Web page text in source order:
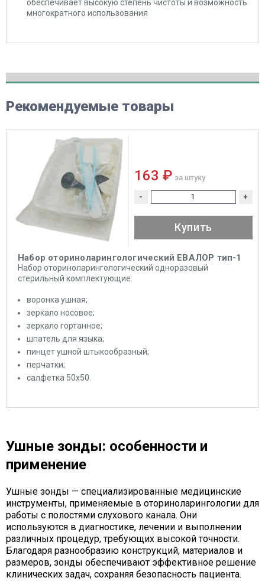
обеспечивает высокую степень чистоты и возможность
многократного использования
Рекомендуемые товары
Набор оториноларингологический ЕВАЛОР тип-1
Набор оториноларингологический одноразовый
стерильный комплектующие:
воронка ушная;
зеркало носовое;
зеркало гортанное;
шпатель для языка;
пинцет ушной штыкообразный;
перчатки;
салфетка 50х50.
163 ₽ за штуку
- +
Купить
Ушные зонды: особенности и
применение
Ушные зонды — специализированные медицинские
инструменты, применяемые в оториноларингологии для
работы с полостями слухового канала. Они
используются в диагностике, лечении и выполнении
различных процедур, требующих высокой точности.
Благодаря разнообразию конструкций, материалов и
размеров, зонды обеспечивают эффективное решение
клинических задач, сохраняя безопасность пациента.